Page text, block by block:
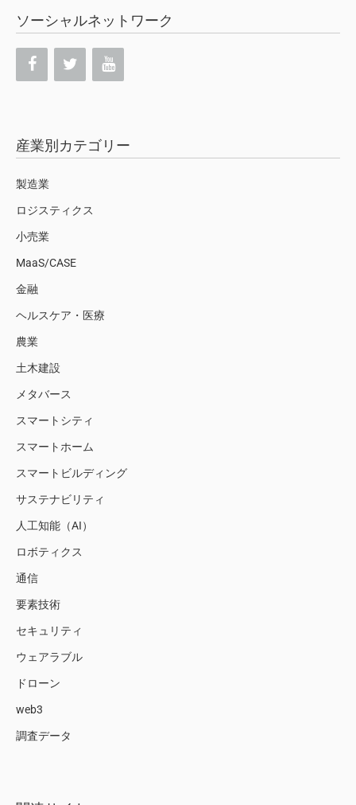
ソーシャルネットワーク
産業別カテゴリー
製造業
ロジスティクス
小売業
MaaS/CASE
金融
ヘルスケア・医療
農業
土木建設
メタバース
スマートシティ
スマートホーム
スマートビルディング
サステナビリティ
人工知能（AI）
ロボティクス
通信
要素技術
セキュリティ
ウェアラブル
ドローン
web3
調査データ